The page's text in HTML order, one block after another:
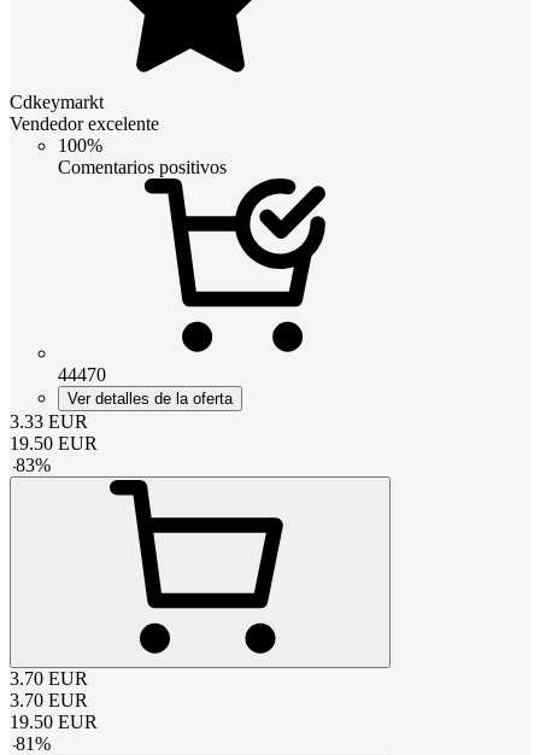
Cdkeymarkt
Vendedor excelente
100%
Comentarios positivos
44470
Ver detalles de la oferta
3.33 EUR
19.50 EUR
-83%
3.70 EUR
3.70 EUR
19.50 EUR
-81%